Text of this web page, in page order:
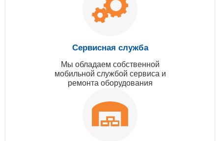
Сервисная служба
Мы обладаем собственной
мобильной службой сервиса и
ремонта оборудования